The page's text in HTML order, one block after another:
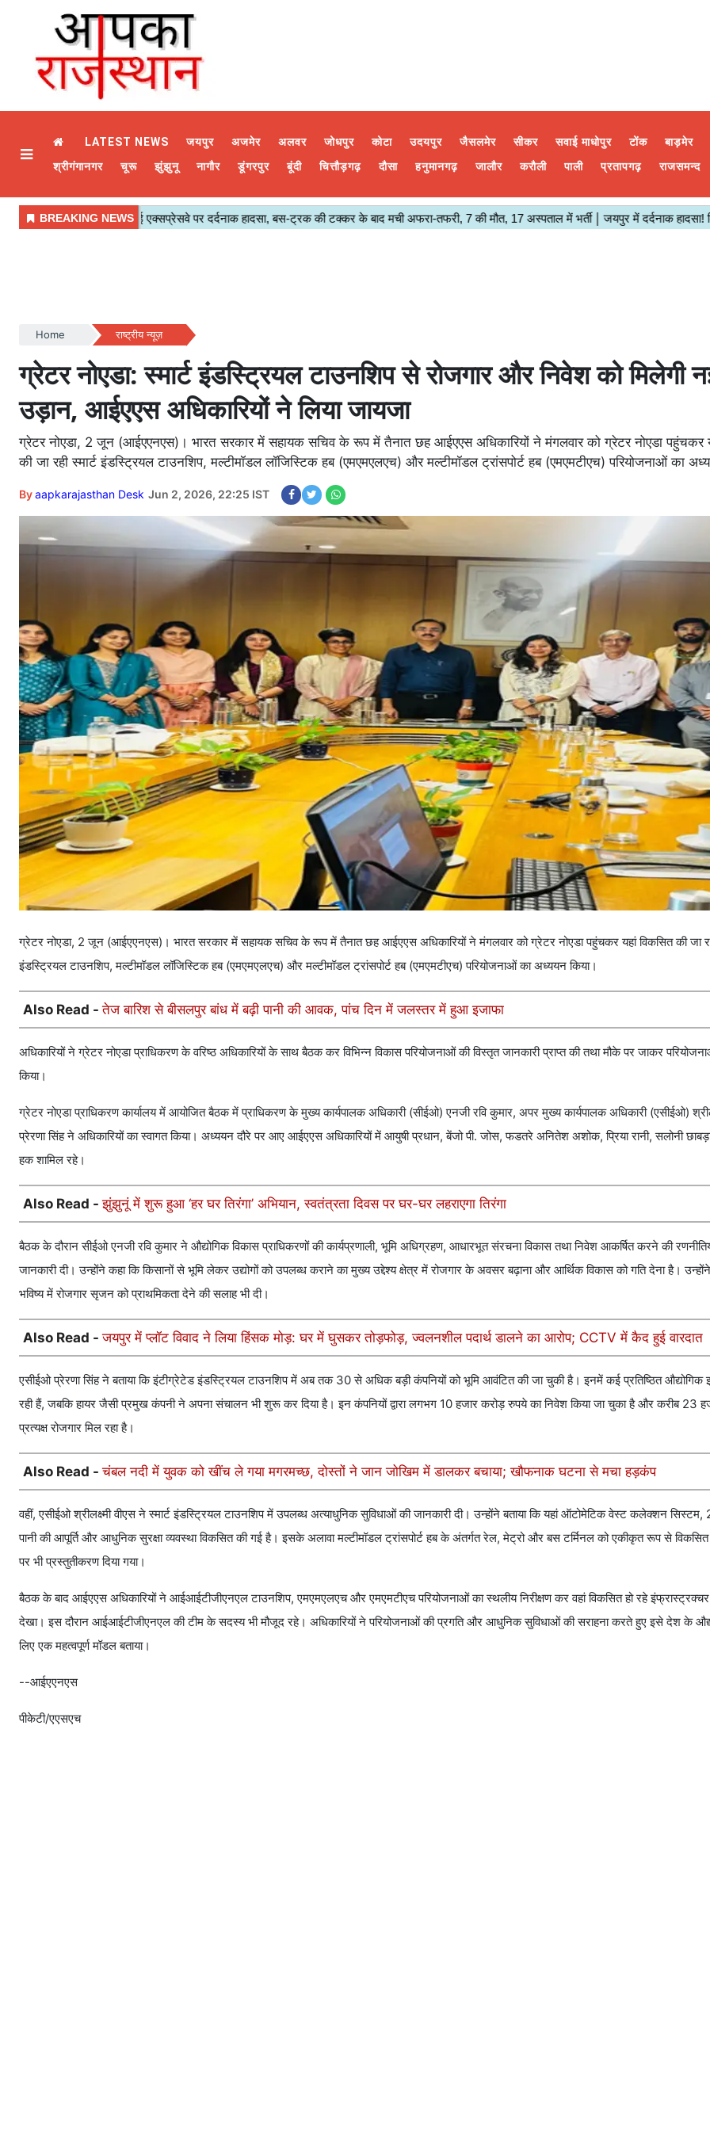
LATEST NEWS जयपुर अजमेर अलवर जोधपुर कोटा उदयपुर जैसलमेर सीकर सवाई माधोपुर टोंक बाड़मेर
श्रीगंगानगर
चूरू झुंझुनू नागौर डूंगरपुर बूंदी चित्तौड़गढ़ दौसा हनुमानगढ़ जालौर करौली पाली प्रतापगढ़ राजसमन्द
Home राष्ट्रीय न्यूज़
ग्रेटर नोएडा: स्मार्ट इंडस्ट्रियल टाउनशिप से रोजगार और निवेश को मिलेगी
उड़ान, आईएएस अधिकारियों ने लिया जायजा
ग्रेटर नोएडा, 2 जून (आईएएनएस)। भारत सरकार में सहायक सचिव के रूप में तैनात छह आईएएस अधिकारियों ने मंगलवार को ग्रेटर नोएडा पहुंचकर
की जा रही स्मार्ट इंडस्ट्रियल टाउनशिप, मल्टीमॉडल लॉजिस्टिक हब (एमएमएलएच) और मल्टीमॉडल ट्रांसपोर्ट हब (एमएमटीएच) परियोजनाओं का
Byaapkarajasthan Desk Jun 2, 2026, 22:25 IST
ग्रेटर नोएडा, 2 जून (आईएएनएस)। भारत सरकार में सहायक सचिव के रूप में तैनात छह आईएएस अधिकारियों ने मंगलवार को ग्रेटर नोएडा पहुंचकर यहां विकसित की जा
इंडस्ट्रियल टाउनशिप, मल्टीमॉडल लॉजिस्टिक हब (एमएमएलएच) और मल्टीमॉडल ट्रांसपोर्ट हब (एमएमटीएच) परियोजनाओं का अध्ययन किया।
Also Read -तेज बारिश से बीसलपुर बांध में बढ़ी पानी की आवक, पांच दिन में जलस्तर में हुआ इजाफा
अधिकारियों ने ग्रेटर नोएडा प्राधिकरण के वरिष्ठ अधिकारियों के साथ बैठक कर विभिन्न विकास परियोजनाओं की विस्तृत जानकारी प्राप्त की तथा मौके पर जाकर
किया।
ग्रेटर नोएडा प्राधिकरण कार्यालय में आयोजित बैठक में प्राधिकरण के मुख्य कार्यपालक अधिकारी (सीईओ) एनजी रवि कुमार, अपर मुख्य कार्यपालक अधिकारी (एसीईओ)
प्रेरणा सिंह ने अधिकारियों का स्वागत किया। अध्ययन दौरे पर आए आईएएस अधिकारियों में आयुषी प्रधान, बेंजो पी. जोस, फडतरे अनितेश अशोक, प्रिया रानी, सलोनी
हक शामिल रहे।
Also Read -झुंझुनूं में शुरू हुआ ‘हर घर तिरंगा’ अभियान, स्वतंत्रता दिवस पर घर-घर लहराएगा तिरंगा
बैठक के दौरान सीईओ एनजी रवि कुमार ने औद्योगिक विकास प्राधिकरणों की कार्यप्रणाली, भूमि अधिग्रहण, आधारभूत संरचना विकास तथा निवेश आकर्षित करने की
जानकारी दी। उन्होंने कहा कि किसानों से भूमि लेकर उद्योगों को उपलब्ध कराने का मुख्य उद्देश्य क्षेत्र में रोजगार के अवसर बढ़ाना और आर्थिक विकास को गति देना है।
भविष्य में रोजगार सृजन को प्राथमिकता देने की सलाह भी दी।
Also Read -जयपुर में प्लॉट विवाद ने लिया हिंसक मोड़: घर में घुसकर तोड़फोड़, ज्वलनशील पदार्थ डालने का आरोप; CCTV में कैद हुई वारदात
एसीईओ प्रेरणा सिंह ने बताया कि इंटीग्रेटेड इंडस्ट्रियल टाउनशिप में अब तक 30 से अधिक बड़ी कंपनियों को भूमि आवंटित की जा चुकी है। इनमें कई प्रतिष्ठित औद्योगिक
रही हैं, जबकि हायर जैसी प्रमुख कंपनी ने अपना संचालन भी शुरू कर दिया है। इन कंपनियों द्वारा लगभग 10 हजार करोड़ रुपये का निवेश किया जा चुका है और करीब 23
प्रत्यक्ष रोजगार मिल रहा है।
Also Read -चंबल नदी में युवक को खींच ले गया मगरमच्छ, दोस्तों ने जान जोखिम में डालकर बचाया; खौफनाक घटना से मचा हड़कंप
वहीं, एसीईओ श्रीलक्ष्मी वीएस ने स्मार्ट इंडस्ट्रियल टाउनशिप में उपलब्ध अत्याधुनिक सुविधाओं की जानकारी दी। उन्होंने बताया कि यहां ऑटोमेटिक वेस्ट कलेक्शन
पानी की आपूर्ति और आधुनिक सुरक्षा व्यवस्था विकसित की गई है। इसके अलावा मल्टीमॉडल ट्रांसपोर्ट हब के अंतर्गत रेल, मेट्रो और बस टर्मिनल को एकीकृत रूप से
पर भी प्रस्तुतीकरण दिया गया।
बैठक के बाद आईएएस अधिकारियों ने आईआईटीजीएनएल टाउनशिप, एमएमएलएच और एमएमटीएच परियोजनाओं का स्थलीय निरीक्षण कर वहां विकसित हो रहे
देखा। इस दौरान आईआईटीजीएनएल की टीम के सदस्य भी मौजूद रहे। अधिकारियों ने परियोजनाओं की प्रगति और आधुनिक सुविधाओं की सराहना करते हुए इसे देश के
लिए एक महत्वपूर्ण मॉडल बताया।
--आईएएनएस
पीकेटी/एएसएच